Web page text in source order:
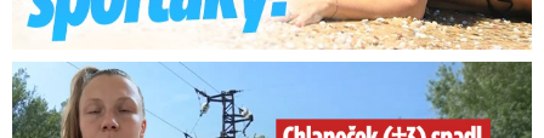
Smrtelný pád chlapce: Matka vydala vyjádření na 16 stran